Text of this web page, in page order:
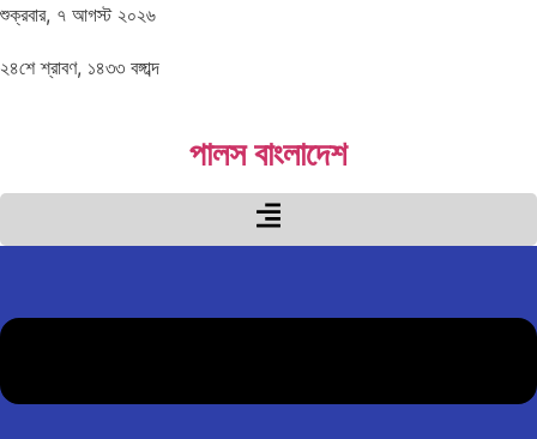
শুক্রবার, ৭ আগস্ট ২০২৬
২৪শে শ্রাবণ, ১৪৩৩ বঙ্গাব্দ
পালস বাংলাদেশ